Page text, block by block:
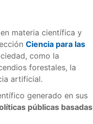
materia científica y
Ciencia para las
como la
forestales, la
artificial.
generado en sus
públicas basadas